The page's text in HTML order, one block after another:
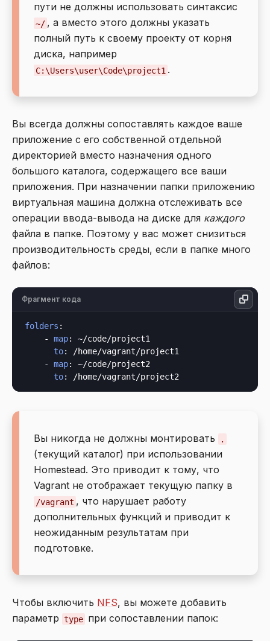
пути не должны использовать синтаксис
~/ , а вместо этого должны указать
полный путь к своему проекту от корня
диска, например
C:\Users\user\Code\project1 .
Вы всегда должны сопоставлять каждое ваше
приложение с его собственной отдельной
директорией вместо назначения одного
большого каталога, содержащего все ваши
приложения. При назначении папки приложению
виртуальная машина должна отслеживать все
операции ввода-вывода на диске для каждого
файла в папке. Поэтому у вас может снизиться
производительность среды, если в папке много
файлов:
Фрагмент кода
folders :
    -
map: ~/code/project1
to: /home/vagrant/project1
    -
map: ~/code/project2
to
Вы никогда не должны монтировать
(текущий каталог) при использовании
Homestead. Это приводит к тому, что
Vagrant не отображает текущую папку в
/vagrant , что нарушает работу
дополнительных функций и приводит к
неожиданным результатам при
подготовке.
Чтобы включить NFS, вы можете добавить
параметр type при сопоставлении папок: